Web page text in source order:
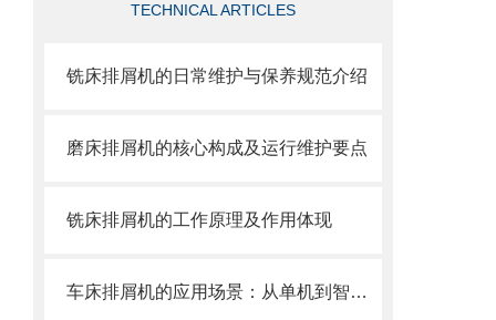
TECHNICAL ARTICLES
铣床排屑机的日常维护与保养规范介绍
磨床排屑机的核心构成及运行维护要点
铣床排屑机的工作原理及作用体现
车床排屑机的应用场景：从单机到智能产线